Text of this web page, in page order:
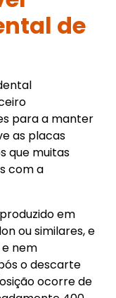
de
para a manter
as placas
que muitas
com a
em
ou similares, e
nem
o descarte
ocorre de